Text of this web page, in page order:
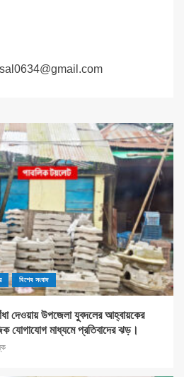
বিশেষ সংবাদ
দেওয়ায় উপজেলা যুবদলের আহ্বায়কের
যোগাযোগ মাধ্যমে প্রতিবাদের ঝড়।